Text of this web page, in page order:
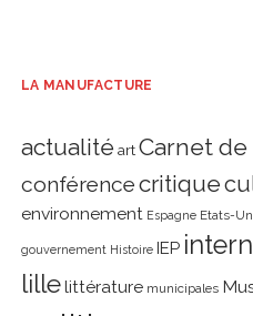
LA MANUFACTURE
actualité art Carnet de
conférencecritique
environnement Espagne Etats-
gouvernement Histoire IEP
lillelittérature municipales